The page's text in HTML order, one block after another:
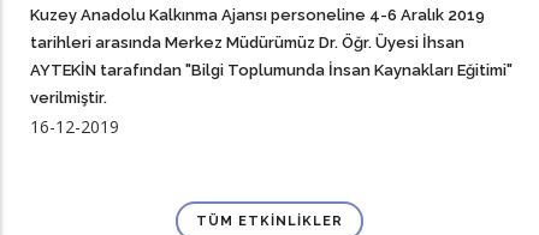
Kuzey Anadolu Kalkınma Ajansı personeline 4-6 Aralık 2019
tarihleri arasında Merkez Müdürümüz Dr. Öğr. Üyesi İhsan
AYTEKİN tarafından "Bilgi Toplumunda İnsan Kaynakları Eğitimi"
verilmiştir.
16-12-2019
TÜM ETKINLIKLER